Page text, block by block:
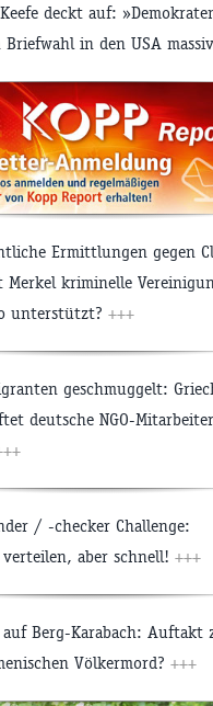
deckt auf:
in den USA
Ermittlungen gegen
kriminelle
unterstützt? +++
geschmuggelt:
deutsche NGO-
/ -checker Challenge:
aber schnell! +++
Berg-Karabach: Auftakt
Völkermord? +++